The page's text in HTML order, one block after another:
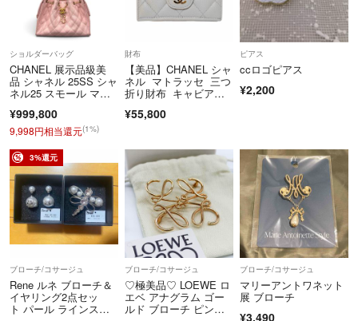
ショルダーバッグ
CHANEL 展示品級美
品 シャネル 25SS シャ
ネル25 スモール マト
ダーバッグ AS5293 キ
ャビアスキン レザ
ー ピンク ワンショル
ダー ココマーク SAラ
ンク 鑑定済 中古 シャ
ネルバッグ
¥999,800
9,998円相当還元(1%)
財布
【美品】CHANEL シャ
ネル マトラッセ 三つ
折り財布 キャビアス
¥55,800
ピアス
ccロゴピアス
¥2,200
3%還元
ブローチ/コサージュ
Rene ルネ ブローチ＆
イヤリング2点セッ
ト パール ラインスト
ブローチ/コサージュ
♡極美品♡ LOEWE ロ
エベ アナグラム ゴー
ルド ブローチ ピンブ
ブローチ/コサージュ
マリーアントワネット
展 ブローチ
¥3,490